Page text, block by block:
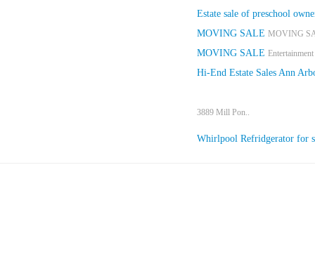
Estate sale of preschool
MOVING SALE MOVING
MOVING SALE
Hi-End Estate Sales Ann
3889 Mill Pon..
Whirlpool Refridgerator for